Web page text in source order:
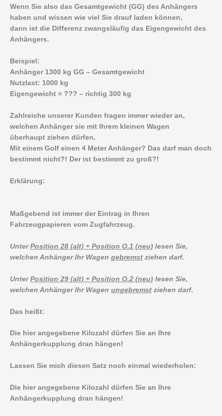
Wenn Sie also das Gesamtgewicht (GG) des Anhängers
haben und wissen wie viel Sie drauf laden können,
dann ist die Differenz zwangsläufig das Eigengewicht des
Anhängers.
Beispiel:
Anhänger 1300 kg GG – Gesamtgewicht
Nutzlast: 1000 kg
Eigengewicht = ??? – richtig 300 kg
Zahlreiche unserer Kunden fragen immer wieder an,
welchen Anhänger sie mit Ihrem kleinen Wagen
überhaupt ziehen dürfen.
Mit einem Golf einen 4 Meter Anhänger? Das darf man doch
bestimmt nicht?! Der ist bestimmt zu groß?!
Erklärung:
Maßgebend ist immer der Eintrag in Ihren
Fahrzeugpapieren vom Zugfahrzeug.
Unter Position 28 (alt) + Position O.1 (neu) lesen Sie,
welchen Anhänger Ihr Wagen gebremst ziehen darf.
Unter Position 29 (alt) + Position O.2 (neu) lesen Sie,
welchen Anhänger Ihr Wagen ungebremst ziehen darf.
Das heißt:
Die hier angegebene Kilozahl dürfen Sie an Ihre
Anhängerkupplung dran hängen!
Lassen Sie mich diesen Satz noch einmal wiederholen:
Die hier angegebene Kilozahl dürfen Sie an Ihre
Anhängerkupplung dran hängen!